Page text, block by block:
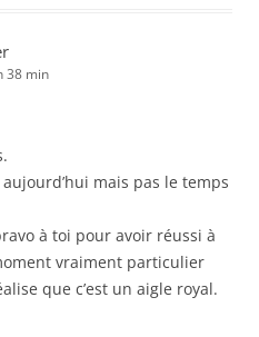
38 min
mais pas le temps
à toi pour avoir réussi à
vraiment particulier
que c’est un aigle royal.